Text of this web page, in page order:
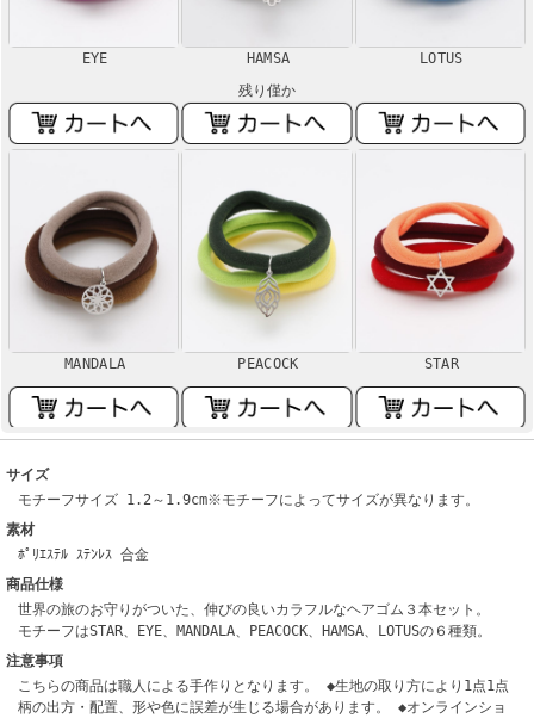
EYE
HAMSA
残り僅か
LOTUS
MANDALA PEACOCK STAR
サイズ
モチーフサイズ 1.2～1.9cm※モチーフによってサイズが異なります。
素材
ﾎﾟﾘｴｽﾃﾙ ｽﾃﾝﾚｽ 合金
商品仕様
世界の旅のお守りがついた、伸びの良いカラフルなヘアゴム３本セット。
モチーフはSTAR、EYE、MANDALA、PEACOCK、HAMSA、LOTUSの６種類。
注意事項
こちらの商品は職人による手作りとなります。 ◆生地の取り方により1点1点
柄の出方・配置、形や色に誤差が生じる場合があります。 ◆オンラインショ